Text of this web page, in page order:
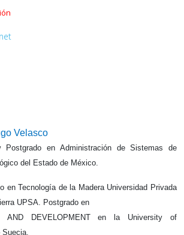
Velasco
Postgrado en Administración de Sistemas de
del Estado de México.
en Tecnología de la Madera Universidad Privada
UPSA. Postgrado en
AND DEVELOPMENT en la University of
Suecia.